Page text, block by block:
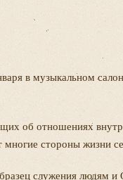
в музыкальном
об отношениях
стороны жизни
служения